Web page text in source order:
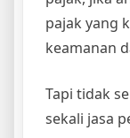
pajak yang
keamanan
Tapi tidak
sekali jasa